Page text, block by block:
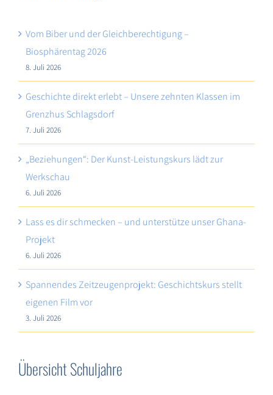
Vom Biber und der Gleichberechtigung –
Biosphärentag 2026
8. Juli 2026
Geschichte direkt erlebt – Unsere zehnten Klassen im
Grenzhus Schlagsdorf
7. Juli 2026
„Beziehungen“: Der Kunst-Leistungskurs lädt zur
Werkschau
6. Juli 2026
Lass es dir schmecken – und unterstütze unser Ghana-
Projekt
6. Juli 2026
Spannendes Zeitzeugenprojekt: Geschichtskurs stellt
eigenen Film vor
3. Juli 2026
Übersicht Schuljahre